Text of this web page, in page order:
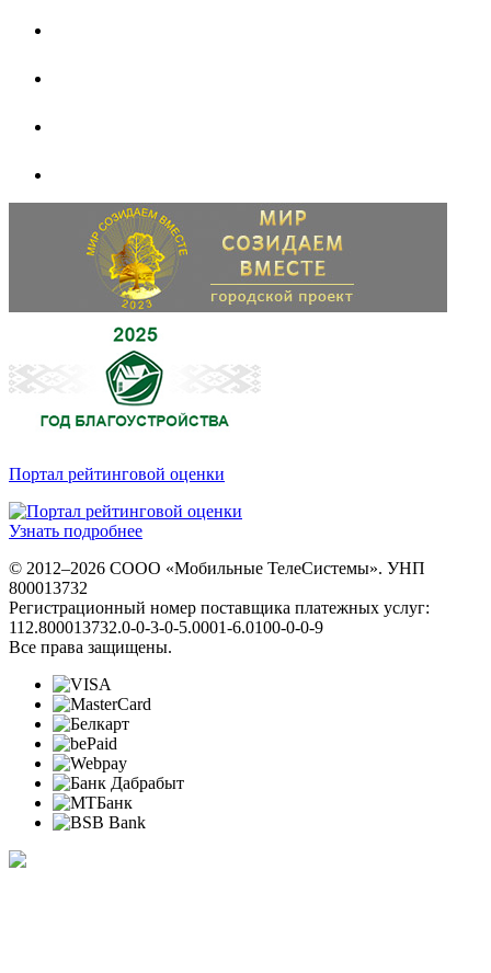
Портал рейтинговой оценки
Узнать подробнее
© 2012–2026 СООО «Мобильные ТелеСистемы». УНП
800013732
Регистрационный номер поставщика платежных услуг:
112.800013732.0-0-3-0-5.0001-6.0100-0-0-9
Все права защищены.